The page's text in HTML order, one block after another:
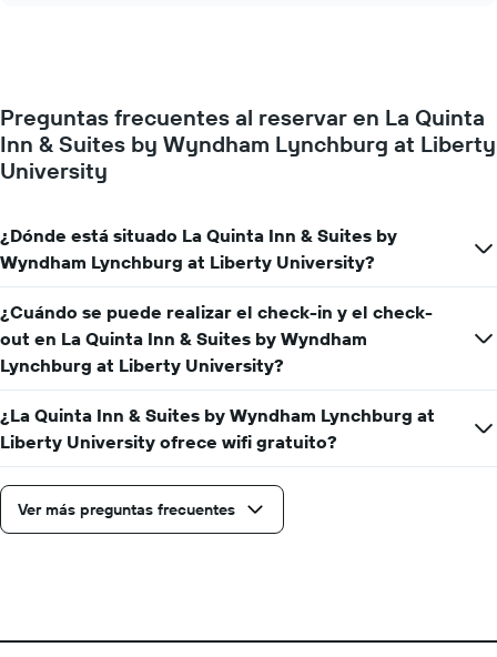
muestra
1
eje
Y
el
precio
una
habitación
a
medida
que
se
la
fecha
de
la
estancia
El
gráfico
muestra
1
eje
X
que
el
número
la
Preguntas frecuentes al reservar en La Quinta
Inn & Suites by Wyndham Lynchburg at Liberty
University
¿Dónde está situado La Quinta Inn & Suites by
Wyndham Lynchburg at Liberty University?
¿Cuándo se puede realizar el check-in y el check-
out en La Quinta Inn & Suites by Wyndham
Lynchburg at Liberty University?
¿La Quinta Inn & Suites by Wyndham Lynchburg at
Liberty University ofrece wifi gratuito?
Ver más preguntas frecuentes